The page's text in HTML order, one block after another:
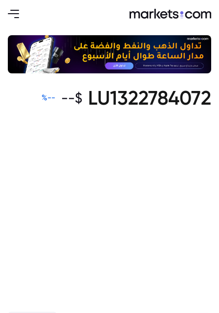
LU1322784072
$
--
--
%